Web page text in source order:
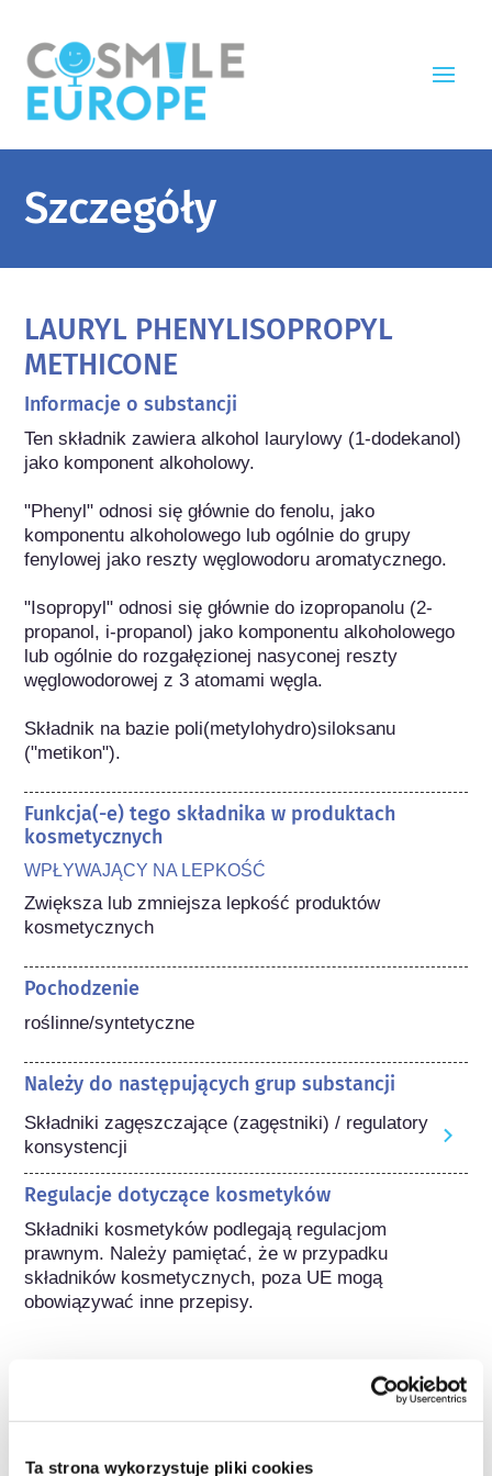
Ta strona wykorzystuje pliki cookies
Szczegóły
LAURYL PHENYLISOPROPYL
METHICONE
Informacje o substancji
Ten składnik zawiera alkohol laurylowy (1-dodekanol)
jako komponent alkoholowy.
"Phenyl" odnosi się głównie do fenolu, jako
komponentu alkoholowego lub ogólnie do grupy
fenylowej jako reszty węglowodoru aromatycznego.
"Isopropyl" odnosi się głównie do izopropanolu (2-
propanol, i-propanol) jako komponentu alkoholowego
lub ogólnie do rozgałęzionej nasyconej reszty
węglowodorowej z 3 atomami węgla.
Składnik na bazie poli(metylohydro)siloksanu
("metikon").
Funkcja(-e) tego składnika w produktach
kosmetycznych
WPŁYWAJĄCY NA LEPKOŚĆ
Zwiększa lub zmniejsza lepkość produktów
kosmetycznych
Pochodzenie
roślinne/syntetyczne
Należy do następujących grup substancji
Składniki zagęszczające (zagęstniki) / regulatory
konsystencji
Regulacje dotyczące kosmetyków
Składniki kosmetyków podlegają regulacjom
prawnym. Należy pamiętać, że w przypadku
składników kosmetycznych, poza UE mogą
obowiązywać inne przepisy.
Poznaj swoje kosmetyki